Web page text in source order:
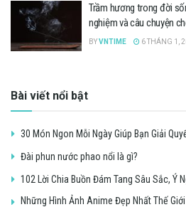
Trầm hương trong đời
nghiệm và câu chuyện
BYVNTIME 6 THÁNG 1,
Bài viết nổi bật
30 Món Ngon Mỗi Ngày Giúp Bạn Giải
Đài phun nước phao nổi là gì?
102 Lời Chia Buồn Đám Tang Sâu Sắc, Ý
Những Hình Ảnh Anime Đẹp Nhất Thế